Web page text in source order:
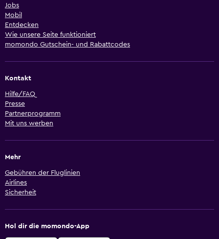
Jobs
Mobil
Entdecken
Wie unsere Seite funktioniert
momondo Gutschein- und Rabattcodes
Kontakt
Hilfe/FAQ
Presse
Partnerprogramm
Mit uns werben
Mehr
Gebühren der Fluglinien
Airlines
Sicherheit
Hol dir die momondo-App